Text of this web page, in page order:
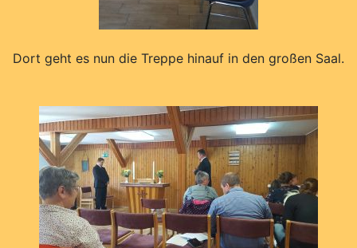
Dort geht es nun die Treppe hinauf in den großen Saal.